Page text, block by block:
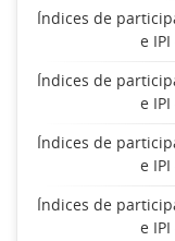
Índices de
e
Índices de
e
Índices de
e
Índices de
e